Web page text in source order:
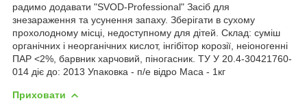
радимо додавати "SVOD-Professional" Засіб для
знезараження та усунення запаху. Зберігати в сухому
прохолодному місці, недоступному для дітей. Склад: суміш
органічних і неорганічних кислот, інгібітор корозії, неіоногенні
ПАР <2%, барвник харчовий, піногасник. ТУ У 20.4-30421760-
014 діє до: 2013 Упаковка - п/е відро Маса - 1кг
Приховати